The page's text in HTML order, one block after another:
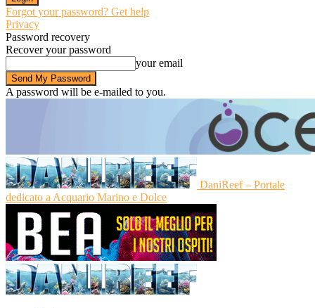
Forgot your password? Get help
Privacy
Password recovery
Recover your password
your email
A password will be e-mailed to you.
DaniReef – Portale
dedicato a Acquario Marino e Dolce